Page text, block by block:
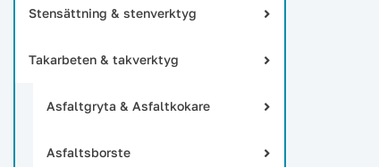
Stensättning & stenverktyg
Takarbeten & takverktyg
Asfaltgryta & Asfaltkokare
Asfaltsborste